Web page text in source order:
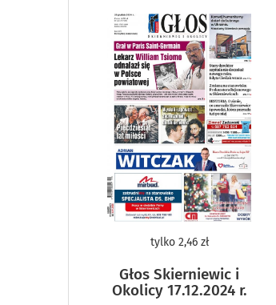
tylko2,46 zł
Głos Skierniewic i
Okolicy 17.12.2024 r.